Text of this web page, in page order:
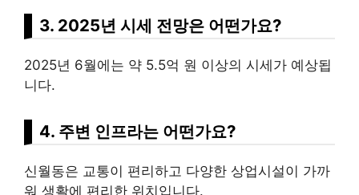
3. 2025년 시세 전망은 어떤가요?
2025년 6월에는 약 5.5억 원 이상의 시세가 예상됩
니다.
4. 주변 인프라는 어떤가요?
신월동은 교통이 편리하고 다양한 상업시설이 가까
워 생활에 편리한 위치입니다.